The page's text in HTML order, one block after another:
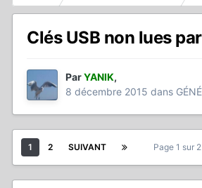
Clés USB non lues
ParYANIK,
8 décembre 2015 dans
1 2 SUIVANT Page 1 sur 2